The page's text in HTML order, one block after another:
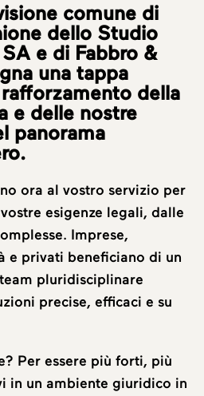
comune di
dello Studio
e di Fabbro &
una tappa
della
e delle nostre
panorama
ora al vostro servizio per
esigenze legali, dalle
Imprese,
e privati beneficiano di un
pluridisciplinare
precise, efficaci e su
Per essere più forti, più
in un ambiente giuridico in